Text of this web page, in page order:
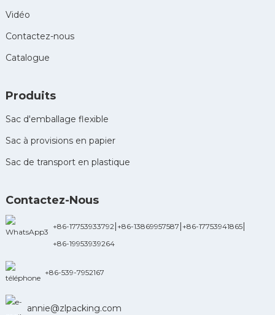
Vidéo
Contactez-nous
Catalogue
Produits
Sac d'emballage flexible
Sac à provisions en papier
Sac de transport en plastique
Contactez-Nous
+86-17753933792| +86-13869957587 +86-17753941865|
+86-19953939264
+86-539-7952167
annie@zlpacking.com